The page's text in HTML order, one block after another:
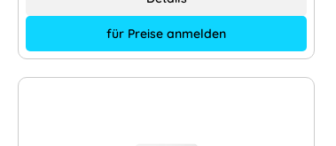
für Preise anmelden